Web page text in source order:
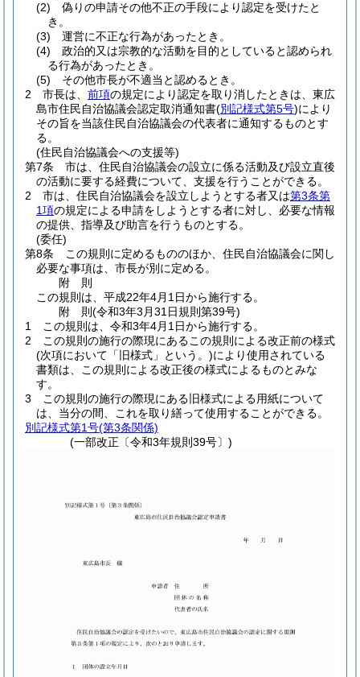
(2)
偽りの申請その他不正の手段により認定を受けたと
き。
(3)
運営に不正な行為があったとき。
(4)
政治的又は宗教的な活動を目的としていると認められ
る行為があったとき。
(5)
その他市長が不適当と認めるとき。
2
市長は、 前項の規定により認定を取り消したときは、東広
島市住民自治協議会認定取消通知書(別記様式第5号)により
その旨を当該住民自治協議会の代表者に通知するものとす
る。
(住民自治協議会への支援等)
第7条
市は、住民自治協議会の設立に係る活動及び設立直後
の活動に要する経費について、支援を行うことができる。
2
市は、住民自治協議会を設立しようとする者又は第3条第
1項の規定による申請をしようとする者に対し、必要な情報
の提供、指導及び助言を行うものとする。
(委任)
第8条
この規則に定めるもののほか、住民自治協議会に関し
必要な事項は、市長が別に定める。
附 則
この規則は、平成22年4月1日から施行する。
附 則(令和3年3月31日規則第39号)
1
この規則は、令和3年4月1日から施行する。
2
この規則の施行の際現にあるこの規則による改正前の様式
(次項において「旧様式」という。)により使用されている
書類は、この規則による改正後の様式によるものとみな
す。
3
この規則の施行の際現にある旧様式による用紙について
は、当分の間、これを取り繕って使用することができる。
別記様式第1号(第3条関係)
(一部改正〔令和3年規則39号〕)